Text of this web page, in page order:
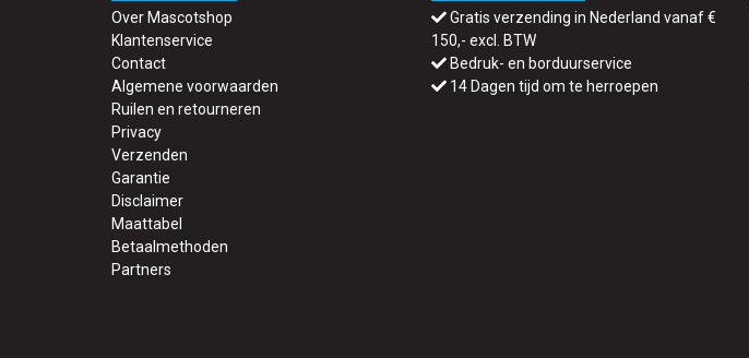
Over Mascotshop
Klantenservice
Contact
Algemene voorwaarden
Ruilen en retourneren
Privacy
Verzenden
Garantie
Disclaimer
Maattabel
Betaalmethoden
Partners
Gratis verzending in Nederland vanaf €
150,- excl. BTW
Bedruk- en borduurservice
14 Dagen tijd om te herroepen